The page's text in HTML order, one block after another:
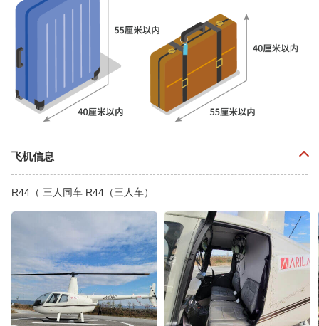
飞机信息
R44（ 三人同车 R44（三人车）